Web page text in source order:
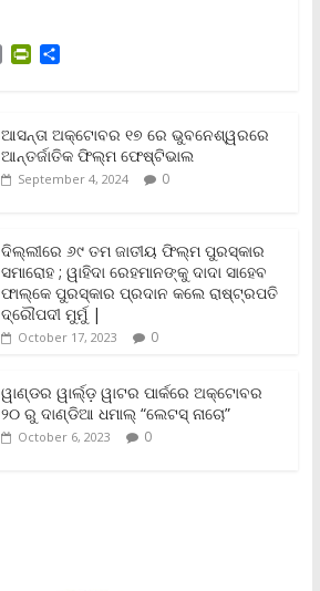
C
L
i
n
k
P
t
F
r
i
d
l
y
S
e
ଆସନ୍ତା ଅକ୍ଟୋବର ୧୭ ରେ ଭୁବନେଶ୍ୱରରେ
ଆନ୍ତର୍ଜାତିକ ଫିଲ୍ମ ଫେଷ୍ଟିଭାଲ
September 4, 2024 0
ଦିଲ୍ଲୀରେ ୬୯ ତମ ଜାତୀୟ ଫିଲ୍ମ ପୁରସ୍କାର
ସମାରୋହ ; ୱାହିଦା ରେହମାନଙ୍କୁ ଦାଦା ସାହେବ
ଫାଲ୍‌କେ ପୁରସ୍କାର ପ୍ରଦାନ କଲେ ରାଷ୍ଟ୍ରପତି
ଦ୍ରୌପଦୀ ମୁର୍ମୁ |
October 17, 2023 0
ୱାଣ୍ଡର ୱାର୍ଲ୍‌ଡ଼ ୱାଟର ପାର୍କରେ ଅକ୍ଟୋବର
୨୦ ରୁ ଦାଣ୍ଡିଆ ଧମାଲ୍ “ଲେଟସ୍ ନାଚୋ”
October 6, 2023 0